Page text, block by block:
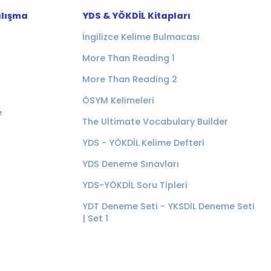
YDS & YÖKDİL Kitapları
İngilizce Kelime Bulmacası
More Than Reading 1
More Than Reading 2
ÖSYM Kelimeleri
The Ultimate Vocabulary Builder
YDS - YÖKDİL Kelime Defteri
YDS Deneme Sınavları
YDS-YÖKDİL Soru Tipleri
YDT Deneme Seti - YKSDİL Deneme Seti
| Set 1